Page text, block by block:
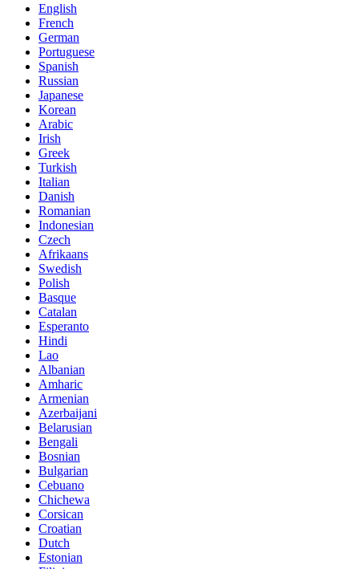
English
French
German
Portuguese
Spanish
Russian
Japanese
Korean
Arabic
Irish
Greek
Turkish
Italian
Danish
Romanian
Indonesian
Czech
Afrikaans
Swedish
Polish
Basque
Catalan
Esperanto
Hindi
Lao
Albanian
Amharic
Armenian
Azerbaijani
Belarusian
Bengali
Bosnian
Bulgarian
Cebuano
Chichewa
Corsican
Croatian
Dutch
Estonian